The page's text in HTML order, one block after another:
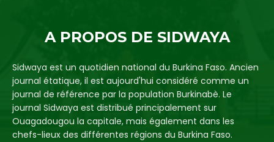
A PROPOS DE SIDWAYA
Sidwaya est un quotidien national du Burkina Faso. Ancien
journal étatique, il est aujourd'hui considéré comme un
journal de référence par la population Burkinabè. Le
journal Sidwaya est distribué principalement sur
Ouagadougou la capitale, mais également dans les
chefs-lieux des différentes régions du Burkina Faso.